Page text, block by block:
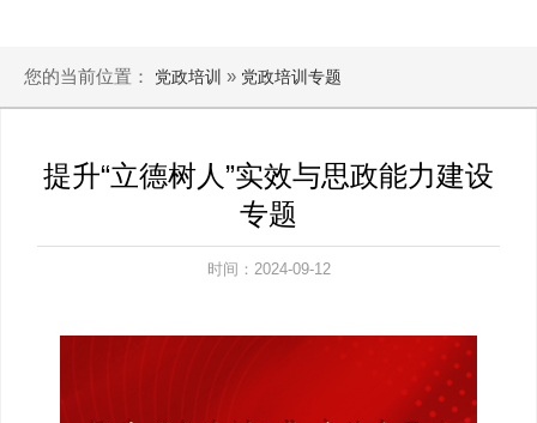
您的当前位置： 党政培训 » 党政培训专题
提升“立德树人”实效与思政能力建设
专题
时间：2024-09-12